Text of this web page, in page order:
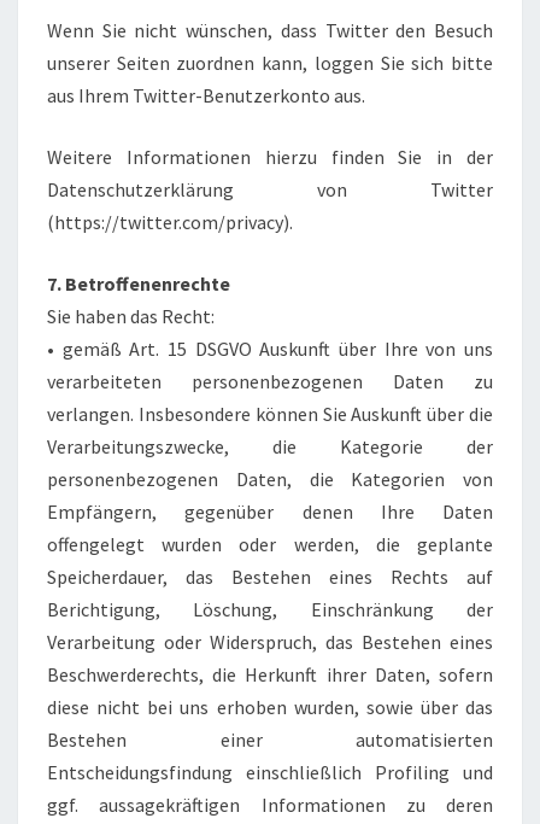
Wenn Sie nicht wünschen, dass Twitter den Besuch
unserer Seiten zuordnen kann, loggen Sie sich bitte
aus Ihrem Twitter-Benutzerkonto aus.
Weitere Informationen hierzu finden Sie in der
Datenschutzerklärung von Twitter
(https://twitter.com/privacy).
7. Betroffenenrechte
Sie haben das Recht:
• gemäß Art. 15 DSGVO Auskunft über Ihre von uns
verarbeiteten personenbezogenen Daten zu
verlangen. Insbesondere können Sie Auskunft über die
Verarbeitungszwecke, die Kategorie der
personenbezogenen Daten, die Kategorien von
Empfängern, gegenüber denen Ihre Daten
offengelegt wurden oder werden, die geplante
Speicherdauer, das Bestehen eines Rechts auf
Berichtigung, Löschung, Einschränkung der
Verarbeitung oder Widerspruch, das Bestehen eines
Beschwerderechts, die Herkunft ihrer Daten, sofern
diese nicht bei uns erhoben wurden, sowie über das
Bestehen einer automatisierten
Entscheidungsfindung einschließlich Profiling und
ggf. aussagekräftigen Informationen zu deren